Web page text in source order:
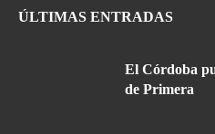
ÚLTIMAS ENTRADAS
El Córdoba
de Primera